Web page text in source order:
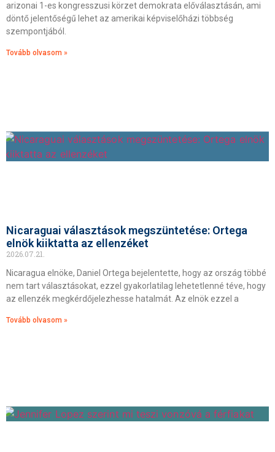
arizonai 1-es kongresszusi körzet demokrata előválasztásán, ami
döntő jelentőségű lehet az amerikai képviselőházi többség
szempontjából.
Tovább olvasom »
Nicaraguai választások megszüntetése: Ortega
elnök kiiktatta az ellenzéket
2026.07.21.
Nicaragua elnöke, Daniel Ortega bejelentette, hogy az ország többé
nem tart választásokat, ezzel gyakorlatilag lehetetlenné téve, hogy
az ellenzék megkérdőjelezhesse hatalmát. Az elnök ezzel a
Tovább olvasom »